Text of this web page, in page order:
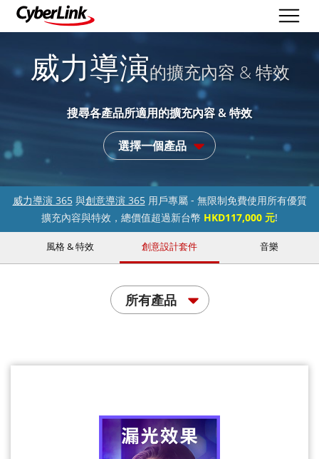
威力導演的擴充內容 & 特效
搜尋各產品所適用的擴充內容 & 特效
選擇一個產品
威力導演 365與創意導演 365用戶專屬 - 無限制免費使用所有優質
擴充內容與特效，總價值超過新台幣 HKD117,000 元!
風格 & 特效 創意設計套件 音樂
所有產品